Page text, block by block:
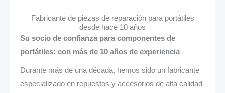
Fabricante de piezas de reparación para portátiles
desde hace 10 años
Su socio de confianza para componentes de
portátiles: con más de 10 años de experiencia
Durante más de una década, hemos sido un fabricante
especializado en repuestos y accesorios de alta calidad